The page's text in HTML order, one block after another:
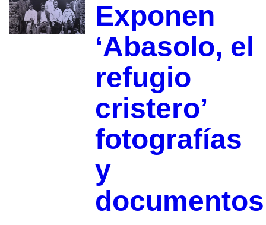
Exponen
‘Abasolo, el
refugio
cristero’
fotografías
y
documentos